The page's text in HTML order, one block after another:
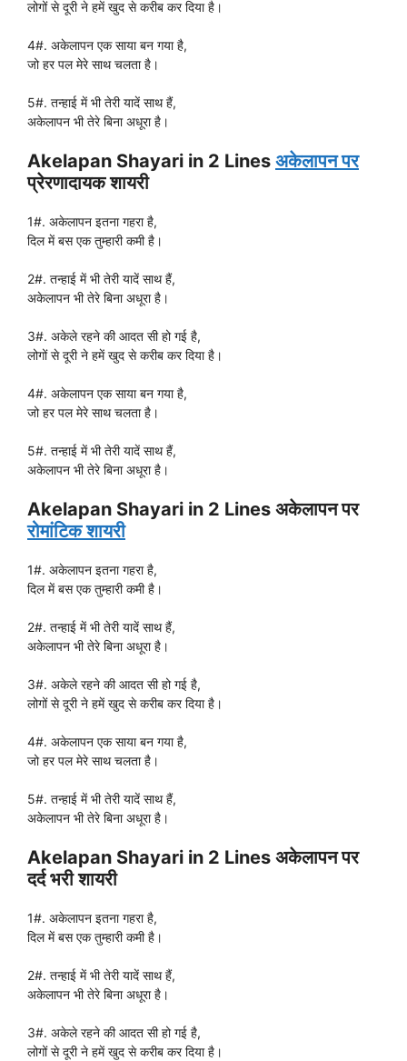
लोगों से दूरी ने हमें खुद से करीब कर दिया है।
4#. अकेलापन एक साया बन गया है,
जो हर पल मेरे साथ चलता है।
5#. तन्हाई में भी तेरी यादें साथ हैं,
अकेलापन भी तेरे बिना अधूरा है।
Akelapan Shayari in 2 Lines अकेलापन पर
प्रेरणादायक शायरी
1#. अकेलापन इतना गहरा है,
दिल में बस एक तुम्हारी कमी है।
2#. तन्हाई में भी तेरी यादें साथ हैं,
अकेलापन भी तेरे बिना अधूरा है।
3#. अकेले रहने की आदत सी हो गई है,
लोगों से दूरी ने हमें खुद से करीब कर दिया है।
4#. अकेलापन एक साया बन गया है,
जो हर पल मेरे साथ चलता है।
5#. तन्हाई में भी तेरी यादें साथ हैं,
अकेलापन भी तेरे बिना अधूरा है।
Akelapan Shayari in 2 Lines अकेलापन पर
रोमांटिक शायरी
1#. अकेलापन इतना गहरा है,
दिल में बस एक तुम्हारी कमी है।
2#. तन्हाई में भी तेरी यादें साथ हैं,
अकेलापन भी तेरे बिना अधूरा है।
3#. अकेले रहने की आदत सी हो गई है,
लोगों से दूरी ने हमें खुद से करीब कर दिया है।
4#. अकेलापन एक साया बन गया है,
जो हर पल मेरे साथ चलता है।
5#. तन्हाई में भी तेरी यादें साथ हैं,
अकेलापन भी तेरे बिना अधूरा है।
Akelapan Shayari in 2 Lines अकेलापन पर
दर्द भरी शायरी
1#. अकेलापन इतना गहरा है,
दिल में बस एक तुम्हारी कमी है।
2#. तन्हाई में भी तेरी यादें साथ हैं,
अकेलापन भी तेरे बिना अधूरा है।
3#. अकेले रहने की आदत सी हो गई है,
लोगों से दूरी ने हमें खुद से करीब कर दिया है।